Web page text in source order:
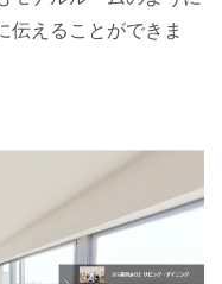
伝えることができま